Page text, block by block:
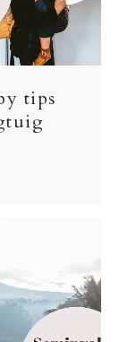
tips